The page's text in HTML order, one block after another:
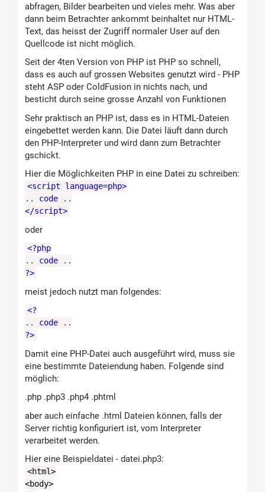
abfragen, Bilder bearbeiten und vieles mehr. Was aber
dann beim Betrachter ankommt beinhaltet nur HTML-
Text, das heisst der Zugriff normaler User auf den
Quellcode ist nicht möglich.
Seit der 4ten Version von PHP ist PHP so schnell,
dass es auch auf grossen Websites genutzt wird - PHP
steht ASP oder ColdFusion in nichts nach, und
besticht durch seine grosse Anzahl von Funktionen
Sehr praktisch an PHP ist, dass es in HTML-Dateien
eingebettet werden kann. Die Datei läuft dann durch
den PHP-Interpreter und wird dann zum Betrachter
gschickt.
Hier die Möglichkeiten PHP in eine Datei zu schreiben:
<script language=php>
.. code
..
</script>
oder
<?php
.. code
..
?>
meist jedoch nutzt man folgendes:
<?
.. code
..
?>
Damit eine PHP-Datei auch ausgeführt wird, muss sie
eine bestimmte Dateiendung haben. Folgende sind
möglich:
.php .php3 .php4 .phtml
aber auch einfache .html Dateien können, falls der
Server richtig konfiguriert ist, vom Interpreter
verarbeitet werden.
Hier eine Beispieldatei - datei.php3:
<html>
<body>